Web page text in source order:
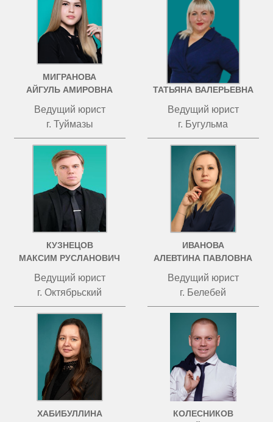
МИГРАНОВА
АЙГУЛЬ АМИРОВНА
Ведущий юрист
г. Туймазы
ЧИСТОВА
ТАТЬЯНА ВАЛЕРЬЕВНА
Ведущий юрист
г. Бугульма
КУЗНЕЦОВ
МАКСИМ РУСЛАНОВИЧ
Ведущий юрист
г. Октябрьский
ИВАНОВА
АЛЕВТИНА ПАВЛОВНА
Ведущий юрист
г. Белебей
ХАБИБУЛЛИНА
КОЛЕСНИКОВ